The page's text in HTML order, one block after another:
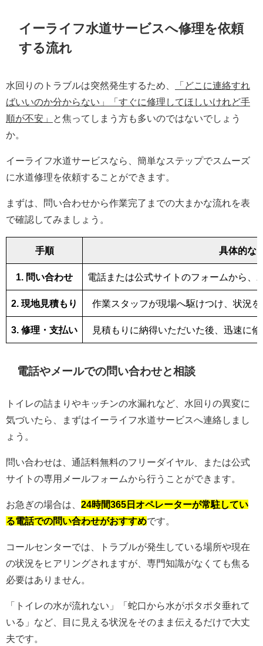
イーライフ水道サービスへ修理を依頼
する流れ
水回りのトラブルは突然発生するため、
「どこに連絡すれ
ばいいのか分からない」「すぐに修理してほしいけれど手
順が不安」
と焦ってしまう方も多いのではないでしょう
か。
イーライフ水道サービスなら、簡単なステップでスムーズ
に水道修理を依頼することができます。
まずは、問い合わせから作業完了までの大まかな流れを表
で確認してみましょう。
手順 具体的な
1. 問い合わせ 電話または公式サイトのフォームから、
2. 現地見積もり 作業スタッフが現場へ駆けつけ、状況
3. 修理・支払い 見積もりに納得いただいた後、迅速に
電話やメールでの問い合わせと相談
トイレの詰まりやキッチンの水漏れなど、水回りの異変に
気づいたら、まずはイーライフ水道サービスへ連絡しまし
ょう。
問い合わせは、通話料無料のフリーダイヤル、または公式
サイトの専用メールフォームから行うことができます。
お急ぎの場合は、 24時間365日オペレーターが常駐してい
る電話での問い合わせがおすすめです。
コールセンターでは、トラブルが発生している場所や現在
の状況をヒアリングされますが、専門知識がなくても焦る
必要はありません。
「トイレの水が流れない」「蛇口から水がポタポタ垂れて
いる」など、目に見える状況をそのまま伝えるだけで大丈
夫です。